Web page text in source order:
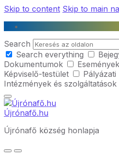
Skip to content Skip to main
Search
Search everything
Dokumentumok
Események
Képviselő-testület
Intézmények és szolgáltatások
Újrónafő.hu
Újrónafő község honlapja